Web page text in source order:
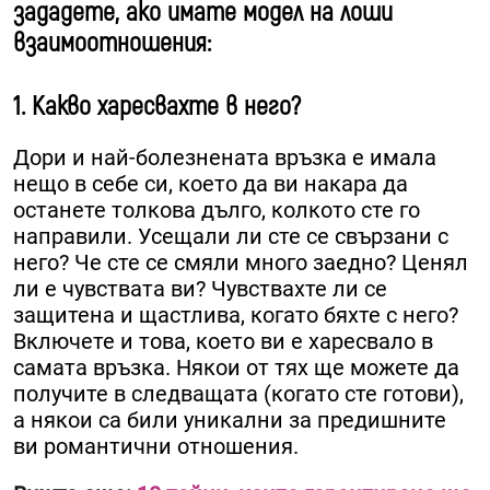
зададете, ако имате модел на лоши
взаимоотношения:
1. Какво харесвахте в него?
Дори и най-болезнената връзка е имала
нещо в себе си, което да ви накара да
останете толкова дълго, колкото сте го
направили. Усещали ли сте се свързани с
него? Че сте се смяли много заедно? Ценял
ли е чувствата ви? Чувствахте ли се
защитена и щастлива, когато бяхте с него?
Включете и това, което ви е харесвало в
самата връзка. Някои от тях ще можете да
получите в следващата (когато сте готови),
а някои са били уникални за предишните
ви романтични отношения.